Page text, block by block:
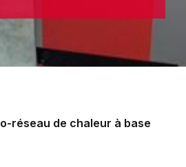
réseau de chaleur à base